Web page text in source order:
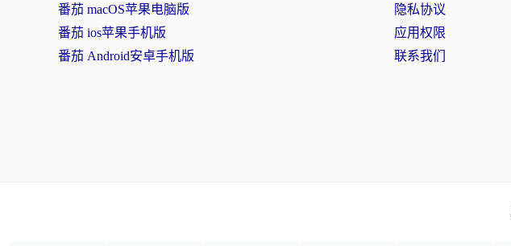
番茄 macOS苹果电脑版
番茄 ios苹果手机版
番茄 Android安卓手机版
隐私协议
应用权限
联系我们